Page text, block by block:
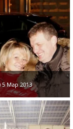
5 Мар 2013